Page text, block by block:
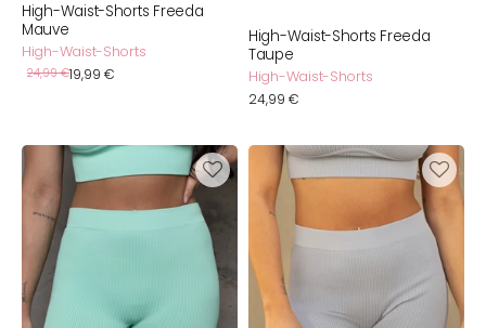
High-Waist-Shorts Freeda
Mauve
High-Waist-Shorts
Normaler
24,99 €
Verkaufspreis
19,99 €
High-Waist-Shorts Freeda
Taupe
High-Waist-Shorts
Normaler
24,99 €
High-
Waist-
Shorts
Freeda
Mint
High-
Waist-
Shorts
Freeda
Iceblue